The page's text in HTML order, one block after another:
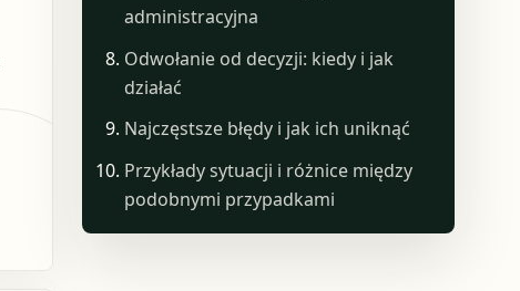
administracyjna
Odwołanie od decyzji: kiedy i jak
działać
Najczęstsze błędy i jak ich uniknąć
Przykłady sytuacji i różnice między
podobnymi przypadkami